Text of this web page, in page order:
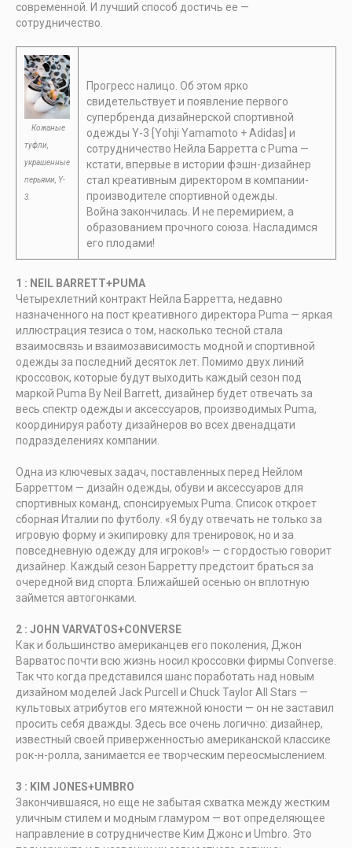
современной. И лучший способ достичь ее —
сотрудничество.
Кожаные
туфли,
украшенные
перьями, Y-
3.
Прогресс налицо. Об этом ярко
свидетельствует и появление первого
супербренда дизайнерской спортивной
одежды Y-3 [Yohji Yamamoto + Adidas] и
сотрудничество Нейла Барретта с Puma —
кстати, впервые в истории фэшн-дизайнер
стал креативным директором в компании-
производителе спортивной одежды.
Война закончилась. И не перемирием, а
образованием прочного союза. Насладимся
его плодами!
1 : NEIL BARRETT+PUMA
Четырехлетний контракт Нейла Барретта, недавно
назначенного на пост креативного директора Puma — яркая
иллюстрация тезиса о том, насколько тесной стала
взаимосвязь и взаимозависимость модной и спортивной
одежды за последний десяток лет. Помимо двух линий
кроссовок, которые будут выходить каждый сезон под
маркой Puma By Neil Barrett, дизайнер будет отвечать за
весь спектр одежды и аксессуаров, производимых Puma,
координируя работу дизайнеров во всех двенадцати
подразделениях компании.
Одна из ключевых задач, поставленных перед Нейлом
Барреттом — дизайн одежды, обуви и аксессуаров для
спортивных команд, спонсируемых Puma. Список откроет
сборная Италии по футболу. «Я буду отвечать не только за
игровую форму и экипировку для тренировок, но и за
повседневную одежду для игроков!» — с гордостью говорит
дизайнер. Каждый сезон Барретту предстоит браться за
очередной вид спорта. Ближайшей осенью он вплотную
займется автогонками.
2 : JOHN VARVATOS+CONVERSE
Как и большинство американцев его поколения, Джон
Варватос почти всю жизнь носил кроссовки фирмы Converse.
Так что когда представился шанс поработать над новым
дизайном моделей Jack Purcell и Chuck Taylor All Stars —
культовых атрибутов его мятежной юности — он не заставил
просить себя дважды. Здесь все очень логично: дизайнер,
известный своей приверженностью американской классике
рок-н-ролла, занимается ее творческим переосмыслением.
3 : KIM JONES+UMBRO
Закончившаяся, но еще не забытая схватка между жестким
уличным стилем и модным гламуром — вот определяющее
направление в сотрудничестве Ким Джонс и Umbro. Это